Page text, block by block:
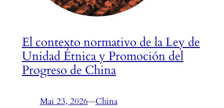
El contexto normativo de la Ley de
Unidad Étnica y Promoción del
Progreso de China
Mai 23, 2026—China